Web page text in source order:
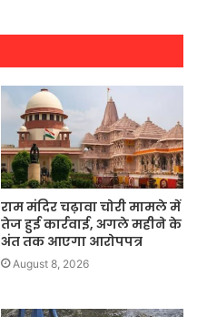
राम मंदिर चढ़ावा चोरी मामले में
तेज हुई कार्रवाई, अगले महीने के
अंत तक आएगा आरोपपत्र
August 8, 2026